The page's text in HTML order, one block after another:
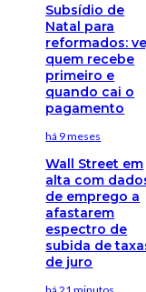
Subsídio de
Natal para
reformados:
quem recebe
primeiro e
quando cai o
pagamento
há 9 meses
Wall Street em
alta com
de emprego a
afastarem
espectro de
subida de
de juro